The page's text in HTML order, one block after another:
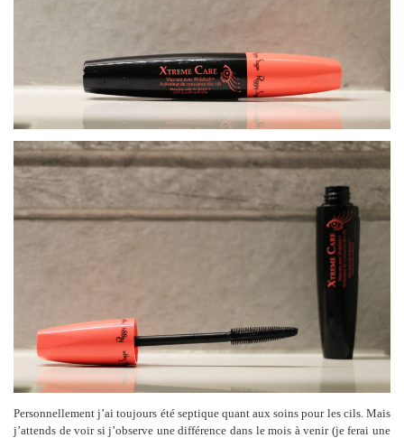
Personnellement j’ai toujours été septique quant aux soins pour les cils. Mais
j’attends de voir si j’observe une différence dans le mois à venir (je ferai une